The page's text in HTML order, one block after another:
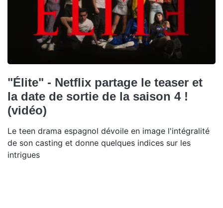
"Élite" - Netflix partage le teaser et
la date de sortie de la saison 4 !
(vidéo)
Le teen drama espagnol dévoile en image l'intégralité
de son casting et donne quelques indices sur les
intrigues